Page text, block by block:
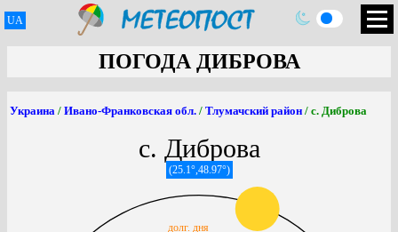
UA
ПОГОДА ДИБРОВА
Украина / Ивано-Франковская обл. / Тлумачский район / с. Диброва
с. Диброва
(25.1°,48.97°)
долг. дня